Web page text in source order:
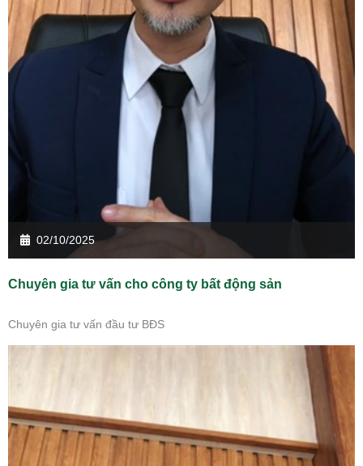
02/10/2025
Chuyên gia tư vấn cho công ty bất động sản
Chuyên gia tư vấn đầu tư BĐS